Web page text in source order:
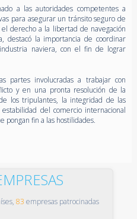
a las autoridades competentes a
para asegurar un tránsito seguro de
derecho a la libertad de navegación
destacó la importancia de coordinar
naviera, con el fin de lograr
partes involucradas a trabajar con
y en una pronta resolución de la
los tripulantes, la integridad de las
del comercio internacional
pongan fin a las hostilidades.
83 empresas patrocinadas